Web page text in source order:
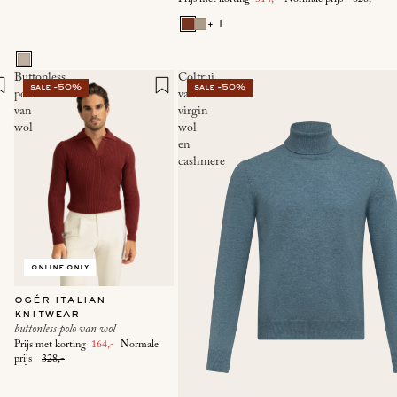
+ 1
Buttonless
polo
van
wol
sale -50%
online only
ogér italian
knitwear
buttonless polo van wol
Prijs met korting 164,- Normale
prijs
328,-
Coltrui
van
virgin
wol
en
cashmere
sale -50%